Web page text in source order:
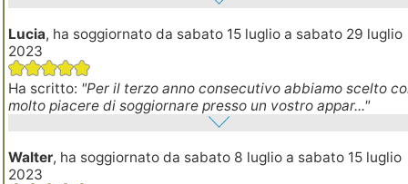
Lucia, ha soggiornato da sabato 15 luglio a sabato 29 luglio
2023
Ha scritto: "Per il terzo anno consecutivo abbiamo scelto
molto piacere di soggiornare presso un vostro appar..."
Walter, ha soggiornato da sabato 8 luglio a sabato 15 luglio
2023